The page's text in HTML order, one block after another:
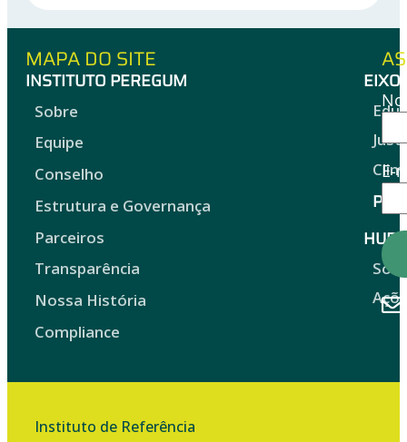
MAPA DO SITE
INSTITUTO PEREGUM
Sobre
Equipe
Conselho
Estrutura e Governança
Parceiros
Transparência
Nossa História
Compliance
HUB
E-
Instituto de Referência